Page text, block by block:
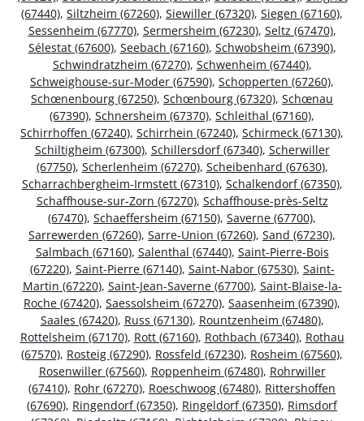
(67440), Siltzheim (67260), Siewiller (67320), Siegen (67160),
Sessenheim (67770), Sermersheim (67230), Seltz (67470),
Sélestat (67600), Seebach (67160), Schwobsheim (67390),
Schwindratzheim (67270), Schwenheim (67440),
Schweighouse-sur-Moder (67590), Schopperten (67260),
Schœnenbourg (67250), Schœnbourg (67320), Schœnau
(67390), Schnersheim (67370), Schleithal (67160),
Schirrhoffen (67240), Schirrhein (67240), Schirmeck (67130),
Schiltigheim (67300), Schillersdorf (67340), Scherwiller
(67750), Scherlenheim (67270), Scheibenhard (67630),
Scharrachbergheim-Irmstett (67310), Schalkendorf (67350),
Schaffhouse-sur-Zorn (67270), Schaffhouse-près-Seltz
(67470), Schaeffersheim (67150), Saverne (67700),
Sarrewerden (67260), Sarre-Union (67260), Sand (67230),
Salmbach (67160), Salenthal (67440), Saint-Pierre-Bois
(67220), Saint-Pierre (67140), Saint-Nabor (67530), Saint-
Martin (67220), Saint-Jean-Saverne (67700), Saint-Blaise-la-
Roche (67420), Saessolsheim (67270), Saasenheim (67390),
Saales (67420), Russ (67130), Rountzenheim (67480),
Rottelsheim (67170), Rott (67160), Rothbach (67340), Rothau
(67570), Rosteig (67290), Rossfeld (67230), Rosheim (67560),
Rosenwiller (67560), Roppenheim (67480), Rohrwiller
(67410), Rohr (67270), Roeschwoog (67480), Rittershoffen
(67690), Ringendorf (67350), Ringeldorf (67350), Rimsdorf